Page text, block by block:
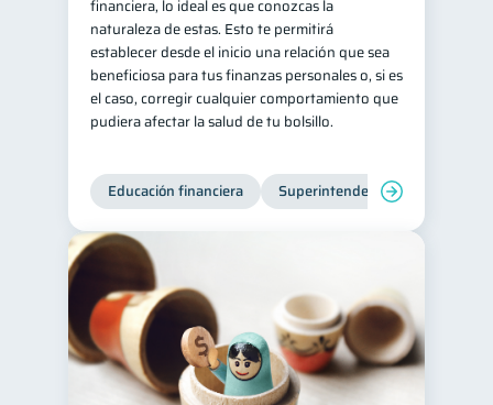
financiera, lo ideal es que conozcas la
naturaleza de estas. Esto te permitirá
establecer desde el inicio una relación que sea
beneficiosa para tus finanzas personales o, si es
el caso, corregir cualquier comportamiento que
pudiera afectar la salud de tu bolsillo.
Educación financiera Superintendencia de Bancos